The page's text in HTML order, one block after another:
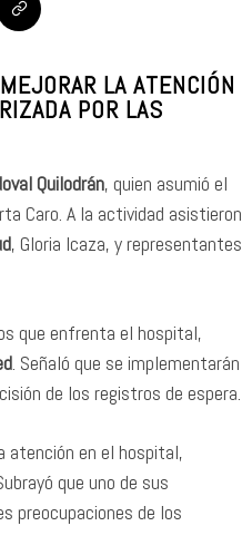
LA ATENCIÓN
POR LAS
Quilodrán, quien asumió el
Caro. A la actividad asistieron
, Gloria Icaza, y representantes
que enfrenta el hospital,
. Señaló que se implementarán
de los registros de espera.
atención en el hospital,
que uno de sus
preocupaciones de los